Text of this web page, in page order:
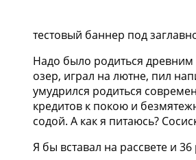
тестовый баннер под
Надо было родиться древним
озер, играл на лютне, пил
умудрился родиться
кредитов к покою и
содой. А как я питаюсь?
Я бы вставал на рассвете и